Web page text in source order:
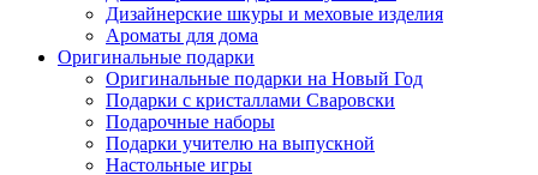
Дизайнерские шкуры и меховые изделия
Ароматы для дома
Оригинальные подарки
Оригинальные подарки на Новый Год
Подарки с кристаллами Сваровски
Подарочные наборы
Подарки учителю на выпускной
Настольные игры